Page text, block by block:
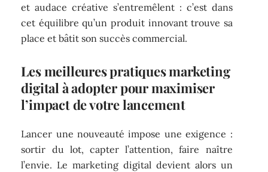
et audace créative s’entremêlent : c’est dans
cet équilibre qu’un produit innovant trouve sa
place et bâtit son succès commercial.
Les meilleures pratiques marketing
digital à adopter pour maximiser
l’impact de votre lancement
Lancer une nouveauté impose une exigence :
sortir du lot, capter l’attention, faire naître
l’envie. Le marketing digital devient alors un